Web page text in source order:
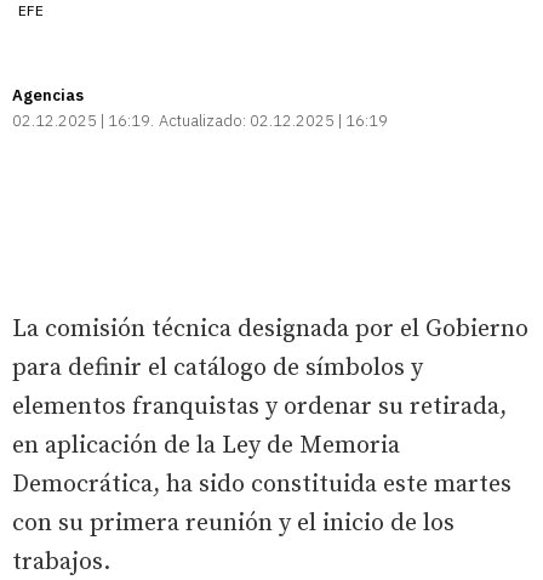
EFE
Agencias
02.12.2025 | 16:19 Actualizado: 02.12.2025 | 16:19
La comisión técnica designada por el Gobierno
para definir el catálogo de símbolos y
elementos franquistas y ordenar su retirada,
en aplicación de la Ley de Memoria
Democrática, ha sido constituida este martes
con su primera reunión y el inicio de los
trabajos.